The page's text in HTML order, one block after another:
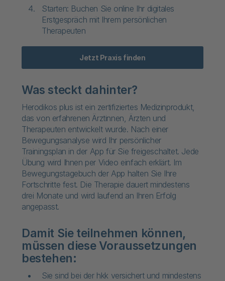
Starten: Buchen Sie online Ihr digitales
Erstgespräch mit Ihrem persönlichen
Therapeuten
Jetzt Praxis finden
Was steckt dahinter?
Herodikos plus ist ein zertifiziertes Medizinprodukt,
das von erfahrenen Ärztinnen, Ärzten und
Therapeuten entwickelt wurde. Nach einer
Bewegungsanalyse wird Ihr persönlicher
Trainingsplan in der App für Sie freigeschaltet. Jede
Übung wird Ihnen per Video einfach erklärt. Im
Bewegungstagebuch der App halten Sie Ihre
Fortschritte fest. Die Therapie dauert mindestens
drei Monate und wird laufend an Ihren Erfolg
angepasst.
Damit Sie teilnehmen können,
müssen diese Voraussetzungen
bestehen:
Sie sind bei der hkk versichert und mindestens